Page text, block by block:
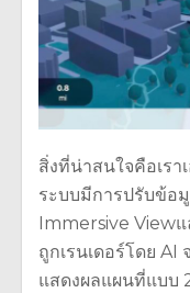
สิ่งที่น่าสนใจคือเรา
ระบบมีการปรับข้อ
Immersive View
ถูกเรนเดอร์โดย
แสดงผลแผนที่แบบ